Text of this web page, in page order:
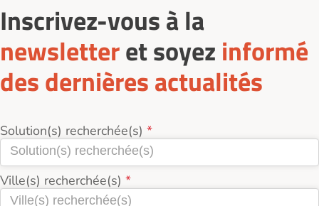
Inscrivez-vous à la
newsletteret soyez informé
des dernières actualités
Solution(s) recherchée(s)
Ville(s) recherchée(s)